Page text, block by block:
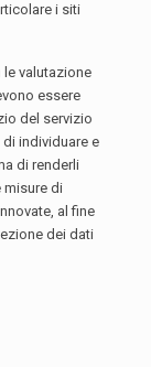
i siti
le valutazione
essere
del servizio
individuare e
di renderli
misure di
al fine
dei dati